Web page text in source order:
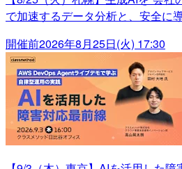
で加速するデータ分析と、安全に
開催前2026年8月25日(火) 17:30